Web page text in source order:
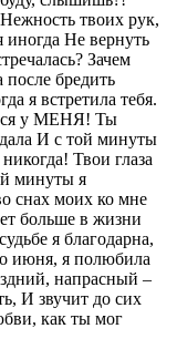
твоих рук,
Не вернуть
Зачем
после бредить
я встретила тебя.
у МЕНЯ! Ты
И с той минуты
Твои глаза
минуты я
снах моих ко мне
больше в жизни
я благодарна,
июня, я полюбила
напрасный –
И звучит до сих
как ты мог